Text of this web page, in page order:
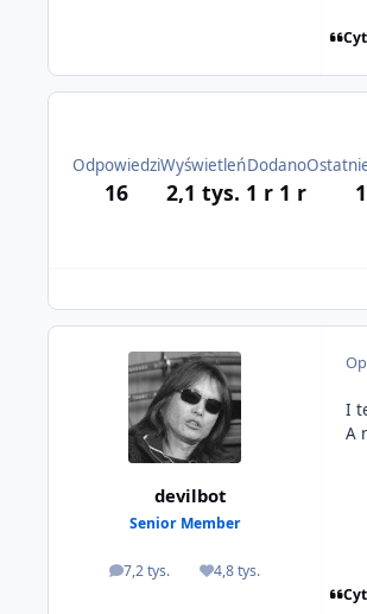
Odpowiedzi
16
Wyświetleń
2,1 tys.
Dodano
1 r 1 r
devilbot
Senior Member
7,2 tys.
odpowiedzi4,8 tys.
Reputacja
I
A